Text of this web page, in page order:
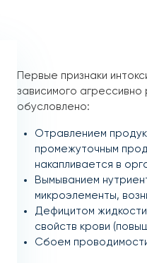
Первые признаки
зависимого агрессивно
обусловлено:
Отравлением
промежуточным
накапливается в
Вымыванием
микроэлементы,
Дефицитом
свойств крови
Сбоем